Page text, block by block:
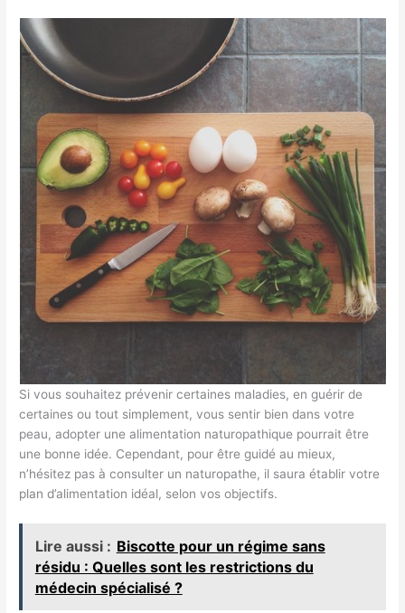
Si vous souhaitez prévenir certaines maladies, en guérir de
certaines ou tout simplement, vous sentir bien dans votre
peau, adopter une alimentation naturopathique pourrait être
une bonne idée. Cependant, pour être guidé au mieux,
n’hésitez pas à consulter un naturopathe, il saura établir votre
plan d’alimentation idéal, selon vos objectifs.
Lire aussi : Biscotte pour un régime sans
résidu : Quelles sont les restrictions du
médecin spécialisé ?